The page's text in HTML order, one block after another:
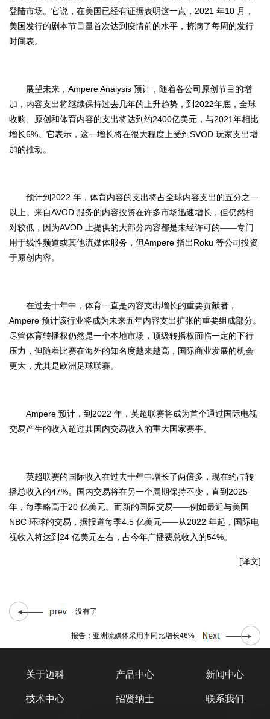
登陆市场。它说，在美国已经有证据表明这一点， 2021 年10 月，
美国发行的剧本节目量首次达到疫情前的水平，挤满了每周的发行
时间表。
展望未来， Ampere Analysis 预计，随着各公司原创节目的增
加，内容支出将继续保持过去几年的上升趋势，到 2022年底，全球
收购、原创和体育内容的支出将达到约2400亿美元，与2021年相比
增长6%。它表示，这一增长将在很大程度上受到 SVOD 玩家支出增
加的推动。
预计到 2022 年，体育内容的支出将占全球内容支出的五分之一
以上。来自AVOD 服务的内容投资在许多市场迅速增长，但仍然相
对较低，因为AVOD 上提供的大部分内容都是未经许可的——专门
用于线性频道或其他流媒体服务，但Ampere 指出 Roku 等公司投资
于原创内容。
在过去十年中，体育一直是内容支出增长的重要贡献者，
Ampere 预计该行业将成为未来五年内容支出扩张的重要组成部分。
尽管体育转播权仍然是一个本地市场，顶级转播权面临一定的下行
压力，但随着比赛在海外的知名度越来越高，国际商业发展的机会
更大，尤其是欧洲足球联赛。
Ampere 预计，到 2022 年，英超联赛将成为首个通过国际电视
交易产生的收入超过其国内交易收入的重大国家赛事。
英超联赛的国际收入在过去十年中增长了两倍多，现在约占转
播总收入的47%。国内交易将在另一个周期保持不变，直到 2025
年，每季略高于20 亿美元。而新的国际交易——例如最近与美国
NBC 环球的交易，据报道每季4.5 亿美元——从2022 年起，国际电
视收入将达到 24 亿美元左右，占今年广播费总收入的54%。
[译文]
没有了
报告：亚洲流媒体采用率同比增长46%
关于迈科 产品中心 新闻中心
技术中心 招贤纳士 联系我们